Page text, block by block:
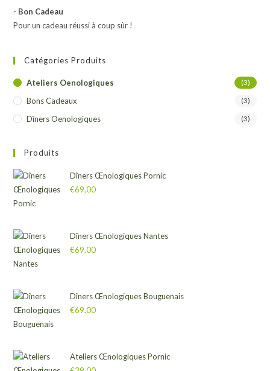
- Bon Cadeau
Pour un cadeau réussi à coup sûr !
Catégories Produits
Ateliers Oenologiques (3)
Bons Cadeaux (3)
Dîners Oenologiques (3)
Produits
Dîners Œnologiques Pornic
€69,00
Dîners Œnologiques Nantes
€69,00
Dîners Œnologiques Bouguenais
€69,00
Ateliers Œnologiques Pornic